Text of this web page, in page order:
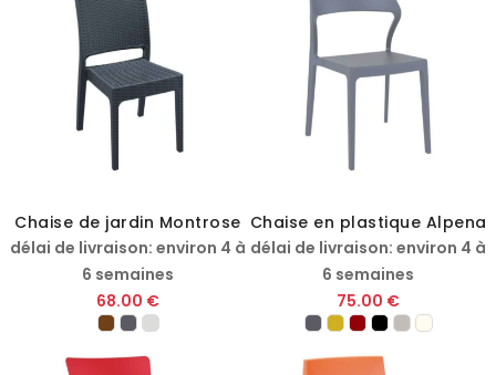
Chaise de jardin Montrose
délai de livraison: environ 4 à
6 semaines
68.00 €
Chaise en plastique Alpena
délai de livraison: environ 4 à
6 semaines
75.00 €